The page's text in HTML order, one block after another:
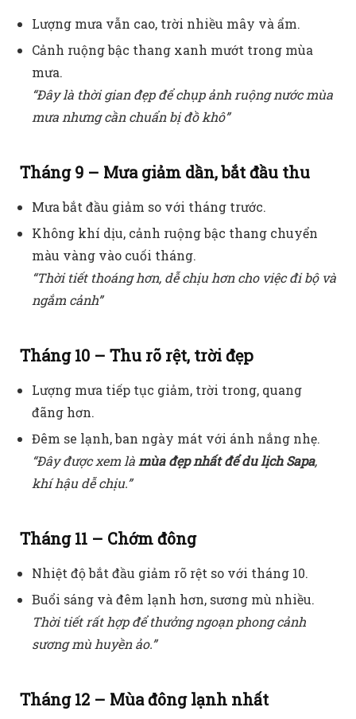
Lượng mưa vẫn cao, trời nhiều mây và ẩm.
Cảnh ruộng bậc thang xanh mướt trong mùa
mưa.
“Đây là thời gian đẹp để chụp ảnh ruộng nước mùa
mưa nhưng cần chuẩn bị đồ khô”
Tháng 9 – Mưa giảm dần, bắt đầu thu
Mưa bắt đầu giảm so với tháng trước.
Không khí dịu, cảnh ruộng bậc thang chuyển
màu vàng vào cuối tháng.
“Thời tiết thoáng hơn, dễ chịu hơn cho việc đi bộ và
ngắm cảnh”
Tháng 10 – Thu rõ rệt, trời đẹp
Lượng mưa tiếp tục giảm, trời trong, quang
đãng hơn.
Đêm se lạnh, ban ngày mát với ánh nắng nhẹ.
“Đây được xem là mùa đẹp nhất để du lịch Sapa,
khí hậu dễ chịu.”
Tháng 11 – Chớm đông
Nhiệt độ bắt đầu giảm rõ rệt so với tháng 10.
Buổi sáng và đêm lạnh hơn, sương mù nhiều.
Thời tiết rất hợp để thưởng ngoạn phong cảnh
sương mù huyền ảo.”
Tháng 12 – Mùa đông lạnh nhất